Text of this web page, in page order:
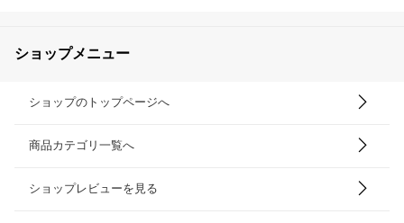
ショップメニュー
ショップのトップページへ
商品カテゴリ一覧へ
ショップレビューを見る